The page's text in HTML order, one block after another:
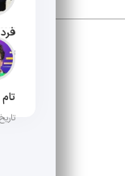
تاریخ
تاریخ